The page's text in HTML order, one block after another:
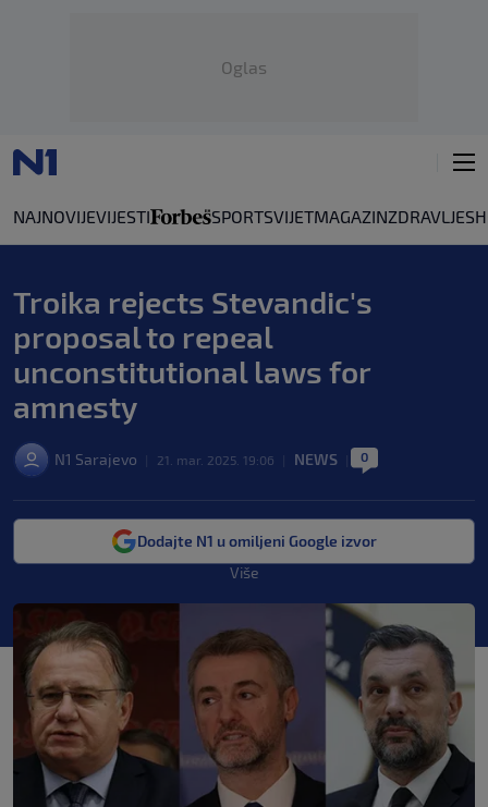
Oglas
NAJNOVIJEVIJESTI SPORTSVIJETMAGAZINZDRAVLJE
Troika rejects Stevandic's
proposal to repeal
unconstitutional laws for
amnesty
N1 Sarajevo 21. mar. 2025. 19:06 NEWS 0
Dodajte N1 u omiljeni Google izvor
Više